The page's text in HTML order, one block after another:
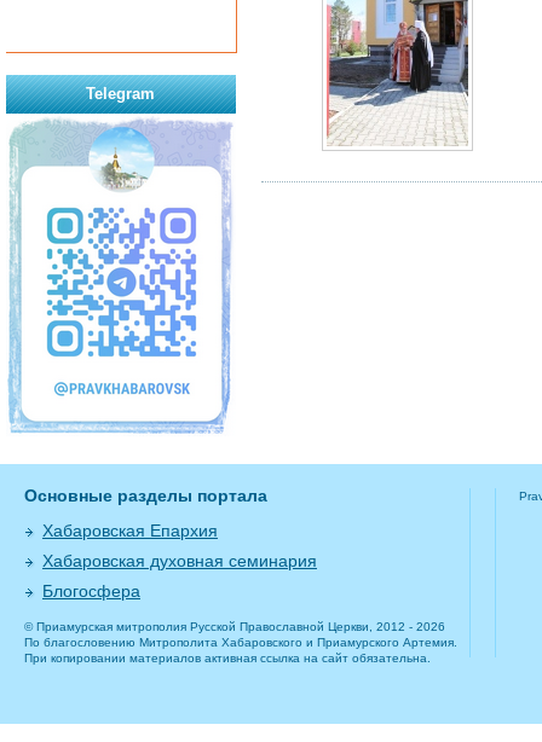
Telegram
Основные разделы портала
Хабаровская Епархия
Хабаровская духовная семинария
Блогосфера
© Приамурская митрополия Русской Православной Церкви, 2012 - 2026
По благословению Митрополита Хабаровского и Приамурского Артемия.
При копировании материалов активная ссылка на сайт обязательна.